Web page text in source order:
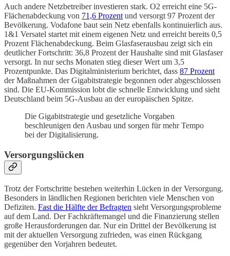
Auch andere Netzbetreiber investieren stark. O2 erreicht eine 5G-
Flächenabdeckung von 71,6 Prozent und versorgt 97 Prozent der
Bevölkerung. Vodafone baut sein Netz ebenfalls kontinuierlich aus.
1&1 Versatel startet mit einem eigenen Netz und erreicht bereits 0,5
Prozent Flächenabdeckung. Beim Glasfaserausbau zeigt sich ein
deutlicher Fortschritt: 36,8 Prozent der Haushalte sind mit Glasfaser
versorgt. In nur sechs Monaten stieg dieser Wert um 3,5
Prozentpunkte. Das Digitalministerium berichtet, dass 87 Prozent
der Maßnahmen der Gigabitstrategie begonnen oder abgeschlossen
sind. Die EU-Kommission lobt die schnelle Entwicklung und sieht
Deutschland beim 5G-Ausbau an der europäischen Spitze.
Die Gigabitstrategie und gesetzliche Vorgaben
beschleunigen den Ausbau und sorgen für mehr Tempo
bei der Digitalisierung.
Versorgungslücken
Trotz der Fortschritte bestehen weiterhin Lücken in der Versorgung.
Besonders in ländlichen Regionen berichten viele Menschen von
Defiziten. Fast die Hälfte der Befragten sieht Versorgungsprobleme
auf dem Land. Der Fachkräftemangel und die Finanzierung stellen
große Herausforderungen dar. Nur ein Drittel der Bevölkerung ist
mit der aktuellen Versorgung zufrieden, was einen Rückgang
gegenüber den Vorjahren bedeutet.